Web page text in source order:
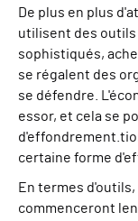
De plus en plus
utilisent des outils
sophistiqués,
se régalent des
se défendre.
essor, et cela se
d'effondrement.
certaine forme
En termes
commenceront